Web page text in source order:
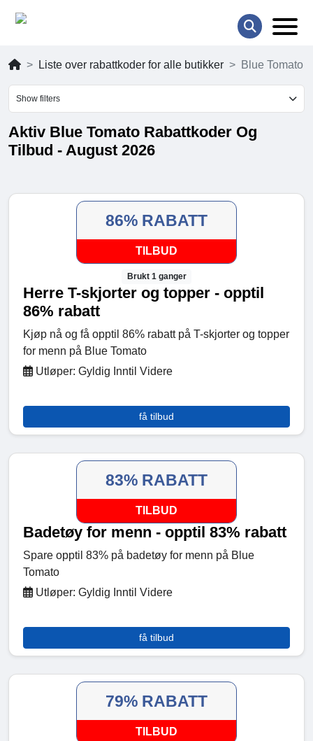
Liste over rabattkoder for alle butikker Blue Tomato
Show filters
Aktiv Blue Tomato Rabattkoder Og
Tilbud - August 2026
86% RABATT
TILBUD
Brukt 1 ganger
Herre T-skjorter og topper - opptil
86% rabatt
Kjøp nå og få opptil 86% rabatt på T-skjorter og topper
for menn på Blue Tomato
Utløper: Gyldig Inntil Videre
få tilbud
83% RABATT
TILBUD
Badetøy for menn - opptil 83% rabatt
Spare opptil 83% på badetøy for menn på Blue
Tomato
Utløper: Gyldig Inntil Videre
få tilbud
79% RABATT
TILBUD